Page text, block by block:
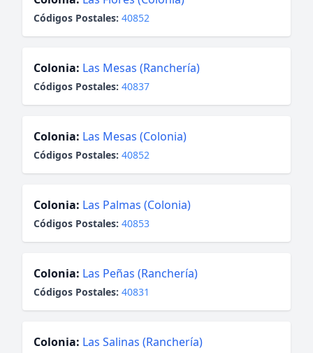
Códigos Postales: 40852
Colonia: Las Mesas (Ranchería)
Códigos Postales: 40837
Colonia: Las Mesas (Colonia)
Códigos Postales: 40852
Colonia: Las Palmas (Colonia)
Códigos Postales: 40853
Colonia: Las Peñas (Ranchería)
Códigos Postales: 40831
Colonia: Las Salinas (Ranchería)